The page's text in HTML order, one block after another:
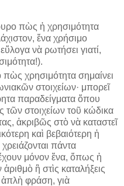
πὼς ἡ χρησιμότητα
ἕνα χρήσιμο
νὰ ρωτήσει γιατί,
πὼς χρησιμότητα σημαίνει
στοιχείων· μπορεῖ
παραδείγματα ὅπου
στοιχείων τοῦ κώδικα
ἀκριβῶς στὸ νὰ καταστεῖ
καὶ βεβαιότερη ἡ
πάντα
μόνον ἕνα, ὅπως ἡ
ἢ στὶς καταλήξεις
ἁπλὴ φράση, γιὰ